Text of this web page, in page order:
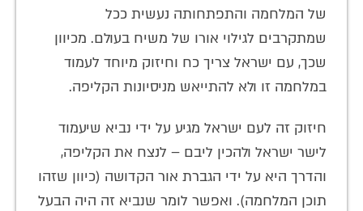
של המלחמה והתפתחותה נעשית ככל
שמתקרבים לגילוי אורו של משיח בעולם. מכיוון
שכך, עם ישראל צריך כח וחיזוק מיוחד לעמוד
במלחמה זו ולא להתייאש מניסיונות הקליפה.
חיזוק זה לעם ישראל מגיע על ידי נביא שיעמוד
לישר ישראל ולהכין ליבם – לנצח את הקליפה,
והדרך היא על ידי הגברת אור הקדושה (כיוון שזהו
תוכן המלחמה). ואפשר לומר שנביא זה היה הבעל